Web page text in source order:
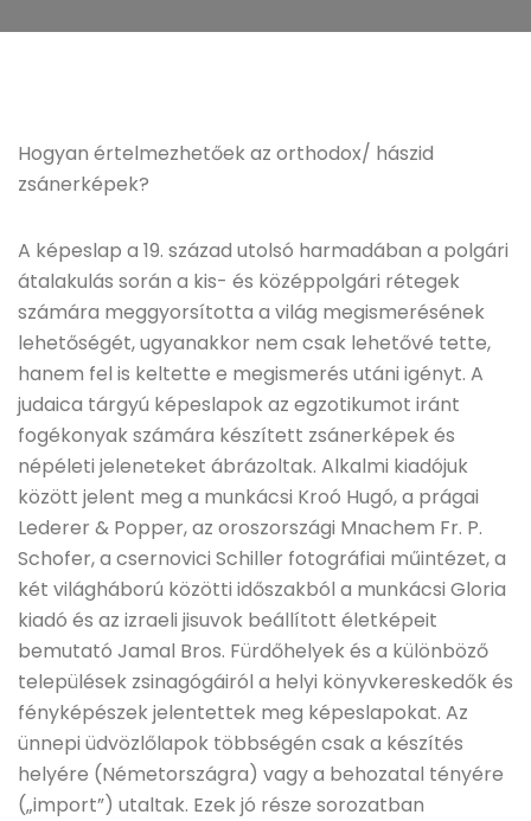
Hogyan értelmezhetőek az orthodox/ hászid
zsánerképek?
A képeslap a 19. század utolsó harmadában a polgári
átalakulás során a kis- és középpolgári rétegek
számára meggyorsította a világ megismerésének
lehetőségét, ugyanakkor nem csak lehetővé tette,
hanem fel is keltette e megismerés utáni igényt. A
judaica tárgyú képeslapok az egzotikumot iránt
fogékonyak számára készített zsánerképek és
népéleti jeleneteket ábrázoltak. Alkalmi kiadójuk
között jelent meg a munkácsi Kroó Hugó, a prágai
Lederer & Popper, az oroszországi Mnachem Fr. P.
Schofer, a csernovici Schiller fotográfiai műintézet, a
két világháború közötti időszakból a munkácsi Gloria
kiadó és az izraeli jisuvok beállított életképeit
bemutató Jamal Bros. Fürdőhelyek és a különböző
települések zsinagógáiról a helyi könyvkereskedők és
fényképészek jelentettek meg képeslapokat. Az
ünnepi üdvözlőlapok többségén csak a készítés
helyére (Németországra) vagy a behozatal tényére
(„import”) utaltak. Ezek jó része sorozatban